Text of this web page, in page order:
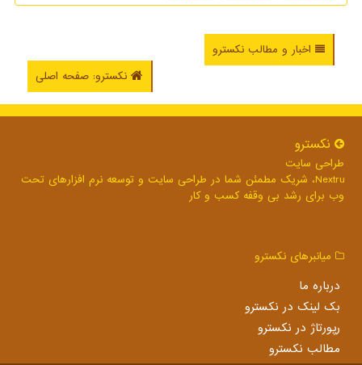
اخبار و مطالب نکسترو
نکسترو: صفحه اصلی
نكسترو
طراحی سایت
Nextru، شریک مطمئن شما در طراحی سایت و توسعه نرم افزارهای تحت
وب برای رشد بی وقفه کسب و کار
میانبرهای نكسترو
درباره ما
بک لینک در نكسترو
رپورتاژ در نكسترو
مطالب نكسترو